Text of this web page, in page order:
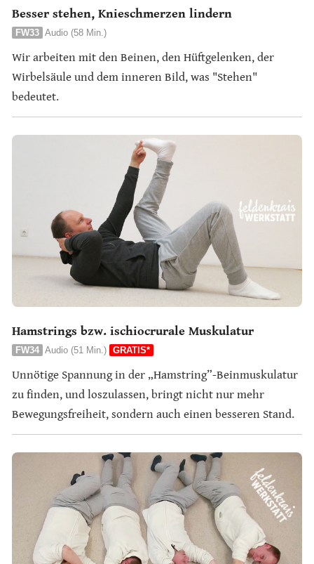
Besser stehen, Knieschmerzen lindern
FW33 Audio (58 Min.)
Wir arbeiten mit den Beinen, den Hüftgelenken, der
Wirbelsäule und dem inneren Bild, was "Stehen"
bedeutet.
Hamstrings bzw. ischiocrurale Muskulatur
FW34 Audio (51 Min.) GRATIS*
Unnötige Spannung in der „Hamstring”-Beinmuskulatur
zu finden, und loszulassen, bringt nicht nur mehr
Bewegungsfreiheit, sondern auch einen besseren Stand.